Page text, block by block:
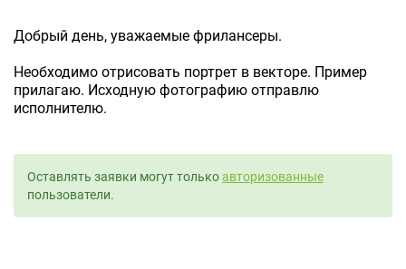
Добрый день, уважаемые фрилансеры.
Необходимо отрисовать портрет в векторе. Пример
прилагаю. Исходную фотографию отправлю
исполнителю.
Оставлять заявки могут толькоавторизованные
пользователи.